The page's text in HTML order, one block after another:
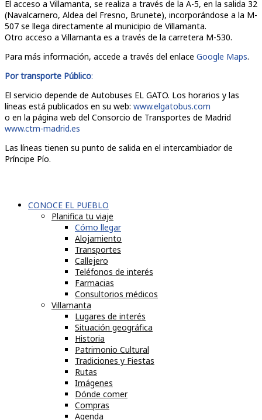
El acceso a Villamanta, se realiza a través de la A-5, en la salida 32
(Navalcarnero, Aldea del Fresno, Brunete), incorporándose a la M-
507 se llega directamente al municipio de Villamanta.
Otro acceso a Villamanta es a través de la carretera M-530.
Para más información, accede a través del enlace Google Maps.
Por transporte Público:
El servicio depende de Autobuses EL GATO. Los horarios y las
líneas está publicados en su web: www.elgatobus.com
o en la página web del Consorcio de Transportes de Madrid
www.ctm-madrid.es
Las líneas tienen su punto de salida en el intercambiador de
Príncipe Pío.
CONOCE EL PUEBLO
Planifica tu viaje
Cómo llegar
Alojamiento
Transportes
Callejero
Teléfonos de interés
Farmacias
Consultorios médicos
Villamanta
Lugares de interés
Situación geográfica
Historia
Patrimonio Cultural
Tradiciones y Fiestas
Rutas
Imágenes
Dónde comer
Compras
Agenda